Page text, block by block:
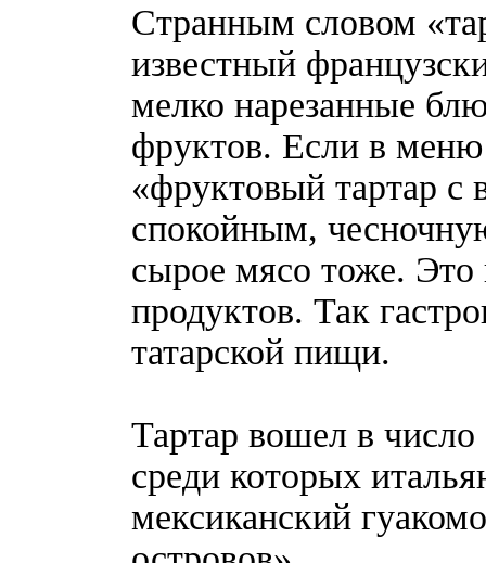
Странным словом
известный
мелко нарезанные
фруктов. Если в меню
«фруктовый тартар
спокойным,
сырое мясо тоже. Это
продуктов. Так
татарской пищи.
Тартар вошел в
среди которых
мексиканский